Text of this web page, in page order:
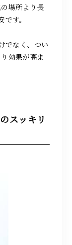
場所より長
す。
でなく、つい
効果が高ま
スッキリ